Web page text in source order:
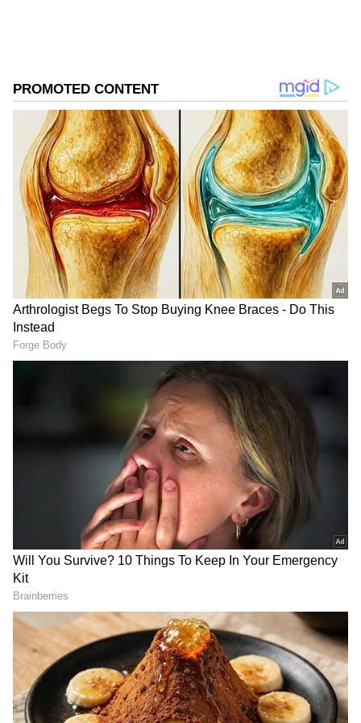
கஜகேசரி ராஜயோகத்தை
உருவாக்குகின்றனர்.
ஏசியாநெட் தமிழ்-ஐ உங்கள் முதன்மைத்
தேர்வாக்குங்கள்
கஜகேசரி ராஜயோகத்தின் பலன்கள்
வேத ஜோதிடத்தின்படிகஜகேசரி
ராஜயோகம்மிகவும் மங்களகரமானதாக
கருதப்படுகிறது. இந்த ராஜயோகமானது